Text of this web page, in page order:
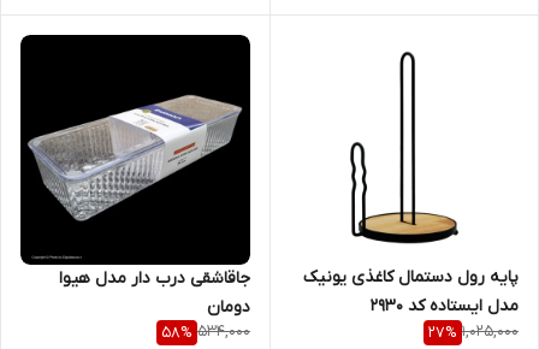
پایه رول دستمال کاغذی یونیک
مدل ایستاده کد 2930
1,025,000
27%
جاقاشقی درب دار مدل هیوا
دومان
534,000
58%